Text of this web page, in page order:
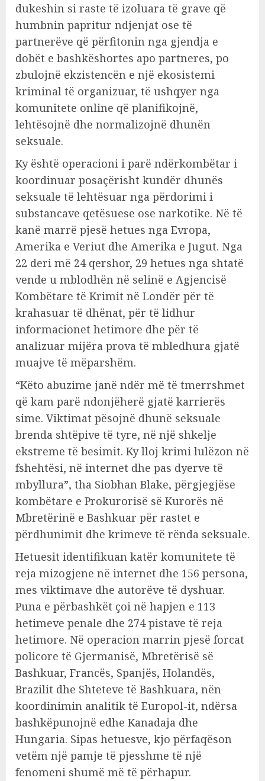
dukeshin si raste të izoluara të grave që
humbnin papritur ndjenjat ose të
partnerëve që përfitonin nga gjendja e
dobët e bashkëshortes apo partneres, po
zbulojnë ekzistencën e një ekosistemi
kriminal të organizuar, të ushqyer nga
komunitete online që planifikojnë,
lehtësojnë dhe normalizojnë dhunën
seksuale.
Ky është operacioni i parë ndërkombëtar i
koordinuar posaçërisht kundër dhunës
seksuale të lehtësuar nga përdorimi i
substancave qetësuese ose narkotike. Në të
kanë marrë pjesë hetues nga Evropa,
Amerika e Veriut dhe Amerika e Jugut. Nga
22 deri më 24 qershor, 29 hetues nga shtatë
vende u mblodhën në selinë e Agjencisë
Kombëtare të Krimit në Londër për të
krahasuar të dhënat, për të lidhur
informacionet hetimore dhe për të
analizuar mijëra prova të mbledhura gjatë
muajve të mëparshëm.
“Këto abuzime janë ndër më të tmerrshmet
që kam parë ndonjëherë gjatë karrierës
sime. Viktimat pësojnë dhunë seksuale
brenda shtëpive të tyre, në një shkelje
ekstreme të besimit. Ky lloj krimi lulëzon në
fshehtësi, në internet dhe pas dyerve të
mbyllura”, tha Siobhan Blake, përgjegjëse
kombëtare e Prokurorisë së Kurorës në
Mbretërinë e Bashkuar për rastet e
përdhunimit dhe krimeve të rënda seksuale.
Hetuesit identifikuan katër komunitete të
reja mizogjene në internet dhe 156 persona,
mes viktimave dhe autorëve të dyshuar.
Puna e përbashkët çoi në hapjen e 113
hetimeve penale dhe 274 pistave të reja
hetimore. Në operacion marrin pjesë forcat
policore të Gjermanisë, Mbretërisë së
Bashkuar, Francës, Spanjës, Holandës,
Brazilit dhe Shteteve të Bashkuara, nën
koordinimin analitik të Europol-it, ndërsa
bashkëpunojnë edhe Kanadaja dhe
Hungaria. Sipas hetuesve, kjo përfaqëson
vetëm një pamje të pjesshme të një
fenomeni shumë më të përhapur.